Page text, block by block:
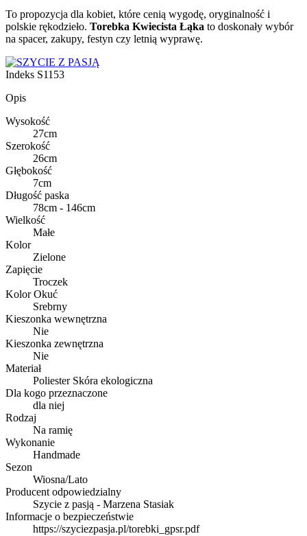
To propozycja dla kobiet, które cenią wygodę, oryginalność i
polskie rękodzieło. Torebka Kwiecista Łąka to doskonały wybór
na spacer, zakupy, festyn czy letnią wyprawę.
Indeks S1153
Opis
Wysokość
27cm
Szerokość
26cm
Głębokość
7cm
Długość paska
78cm - 146cm
Wielkość
Małe
Kolor
Zielone
Zapięcie
Troczek
Kolor Okuć
Srebrny
Kieszonka wewnętrzna
Nie
Kieszonka zewnętrzna
Nie
Materiał
Poliester Skóra ekologiczna
Dla kogo przeznaczone
dla niej
Rodzaj
Na ramię
Wykonanie
Handmade
Sezon
Wiosna/Lato
Producent odpowiedzialny
Szycie z pasją - Marzena Stasiak
Informacje o bezpieczeństwie
https://szyciezpasja.pl/torebki_gpsr.pdf